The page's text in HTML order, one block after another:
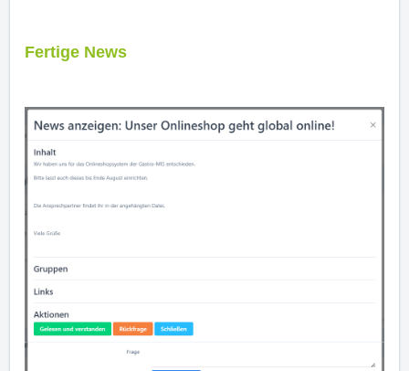
Fertige News